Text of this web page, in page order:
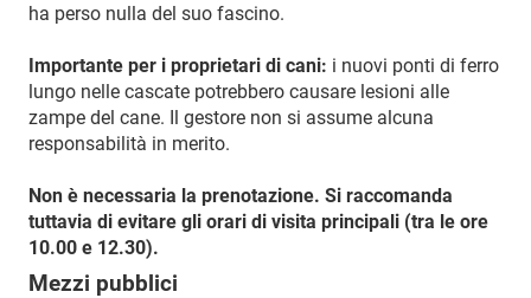
ha perso nulla del suo fascino.
Importante per i proprietari di cani: i nuovi ponti di ferro
lungo nelle cascate potrebbero causare lesioni alle
zampe del cane. Il gestore non si assume alcuna
responsabilità in merito.
Non è necessaria la prenotazione. Si raccomanda
tuttavia di evitare gli orari di visita principali (tra le ore
10.00 e 12.30).
Mezzi pubblici